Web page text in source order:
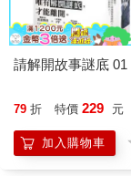
請解開故事謎底 01
79 折 特價 229 元
加入購物車